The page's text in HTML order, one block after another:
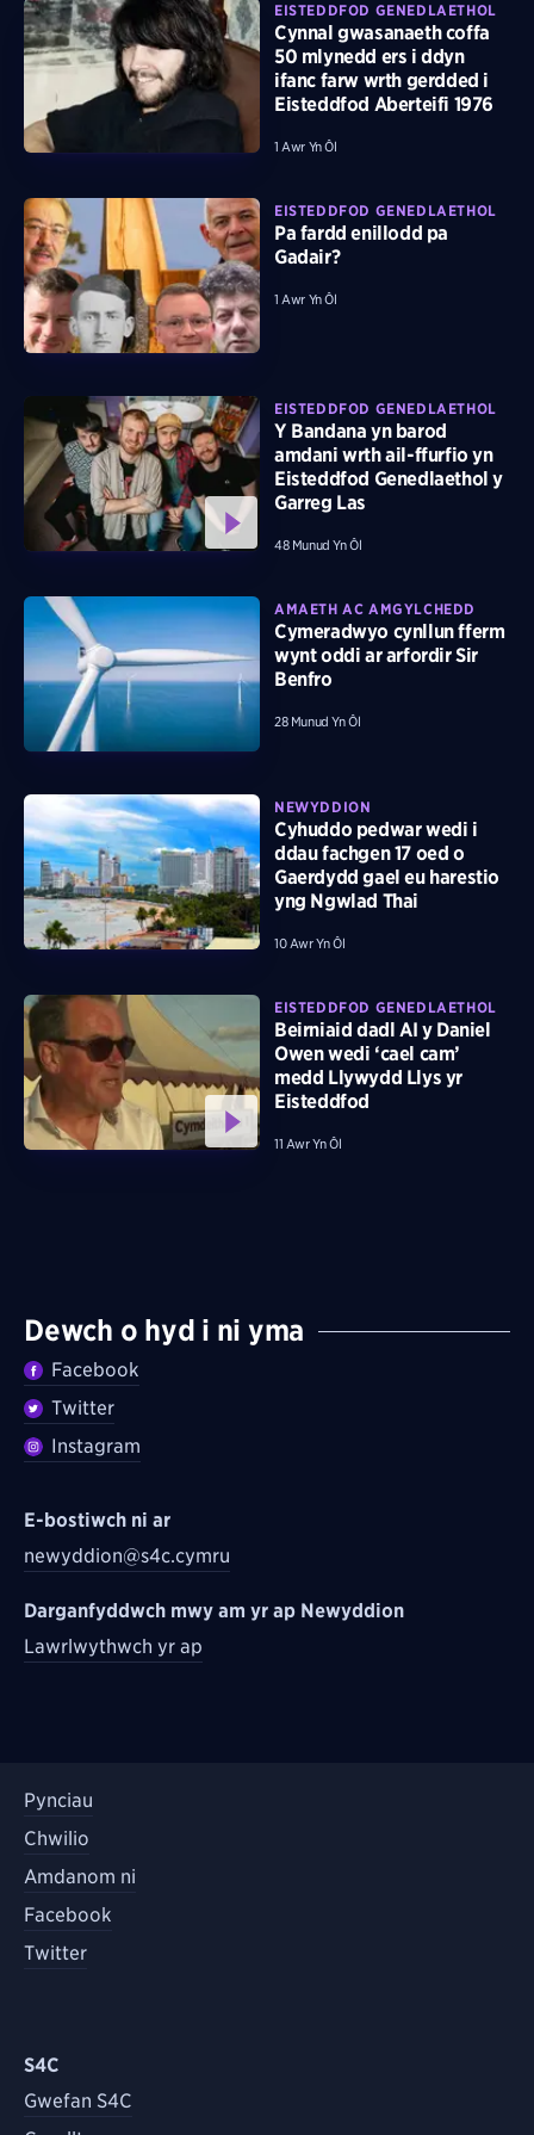
EISTEDDFOD GENEDLAETHOL
Cynnal gwasanaeth coffa
50 mlynedd ers i ddyn
ifanc farw wrth gerdded i
Eisteddfod Aberteifi 1976
1 Awr Yn Ôl
EISTEDDFOD GENEDLAETHOL
Pa fardd enillodd pa
Gadair?
1 Awr Yn Ôl
EISTEDDFOD GENEDLAETHOL
Y Bandana yn barod
amdani wrth ail-ffurfio yn
Eisteddfod Genedlaethol y
Garreg Las
48 Munud Yn Ôl
AMAETH AC AMGYLCHEDD
Cymeradwyo cynllun fferm
wynt oddi ar arfordir Sir
Benfro
28 Munud Yn Ôl
NEWYDDION
Cyhuddo pedwar wedi i
ddau fachgen 17 oed o
Gaerdydd gael eu harestio
yng Ngwlad Thai
10 Awr Yn Ôl
EISTEDDFOD GENEDLAETHOL
Beirniaid dadl AI y Daniel
Owen wedi ‘cael cam’
medd Llywydd Llys yr
Eisteddfod
11 Awr Yn Ôl
Dewch o hyd i ni yma
Facebook
Twitter
Instagram
E-bostiwch ni ar
newyddion@s4c.cymru
Darganfyddwch mwy am yr ap Newyddion
Lawrlwythwch yr ap
Pynciau
Chwilio
Amdanom ni
Facebook
Twitter
S4C
Gwefan S4C